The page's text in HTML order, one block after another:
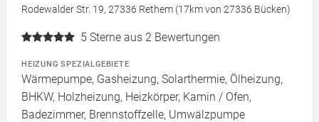
Rodewalder Str. 19, 27336 Rethem (17km von 27336 Bücken)
5 Sterne aus 2 Bewertungen
HEIZUNG SPEZIALGEBIETE
Wärmepumpe, Gasheizung, Solarthermie, Ölheizung,
BHKW, Holzheizung, Heizkörper, Kamin / Ofen,
Badezimmer, Brennstoffzelle, Umwälzpumpe